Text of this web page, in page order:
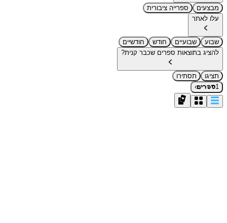
מבצעים
ספרייה ציבורית
עלו לאתר
שבוע שבועיים חודש
חודשיים
להציג בתוצאות ספרים שכבר קנית?
תציגו
תסתירו
1ספרים›